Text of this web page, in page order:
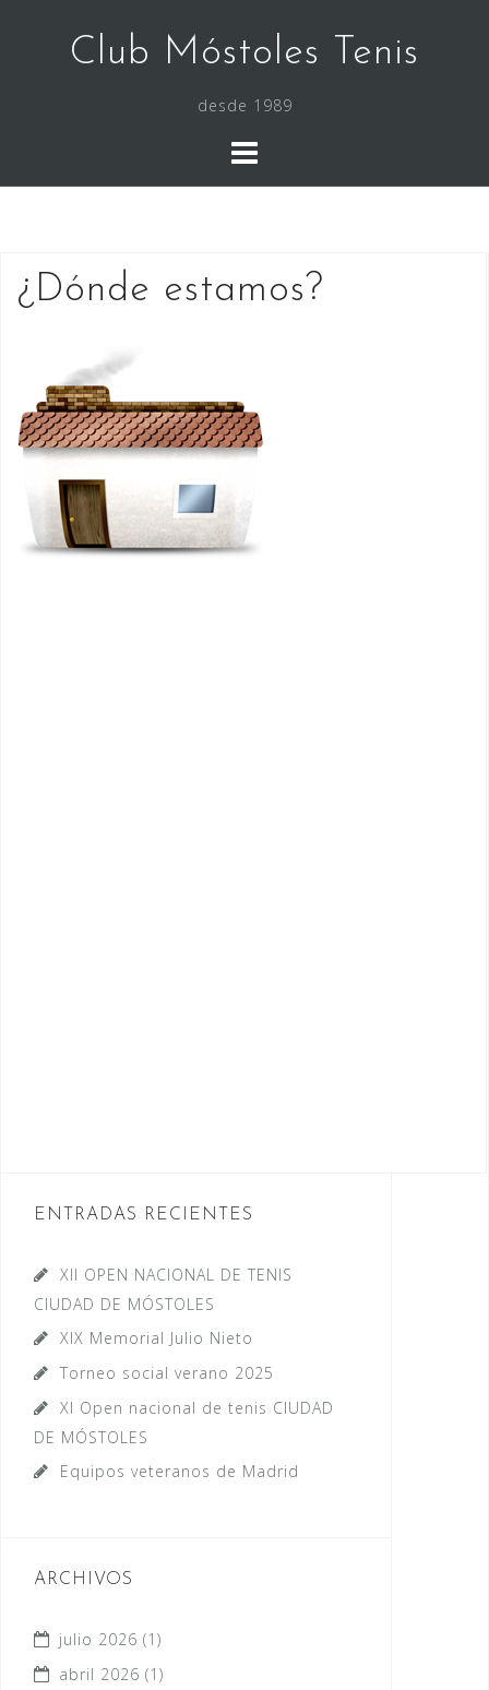
contenidoClub Móstoles Tenis
desde 1989
¿Dónde estamos?
ENTRADAS RECIENTES
XII OPEN NACIONAL DE TENIS
CIUDAD DE MÓSTOLES
XIX Memorial Julio Nieto
Torneo social verano 2025
XI Open nacional de tenis CIUDAD
DE MÓSTOLES
Equipos veteranos de Madrid
ARCHIVOS
julio 2026 (1)
abril 2026 (1)